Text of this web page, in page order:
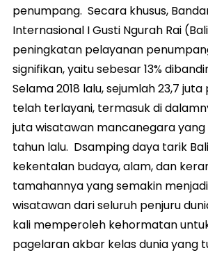
penumpang. Secara khusus,
Internasional I Gusti Ngurah Rai
peningkatan pelayanan
signifikan, yaitu sebesar 13%
Selama 2018 lalu, sejumlah 23,7
telah terlayani, termasuk di
juta wisatawan mancanegara
tahun lalu. Dsamping daya tarik
kekentalan budaya, alam, dan
tamahannya yang semakin
wisatawan dari seluruh penjuru
kali memperoleh kehormatan
pagelaran akbar kelas dunia yang